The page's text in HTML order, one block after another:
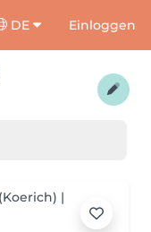
DE Einloggen